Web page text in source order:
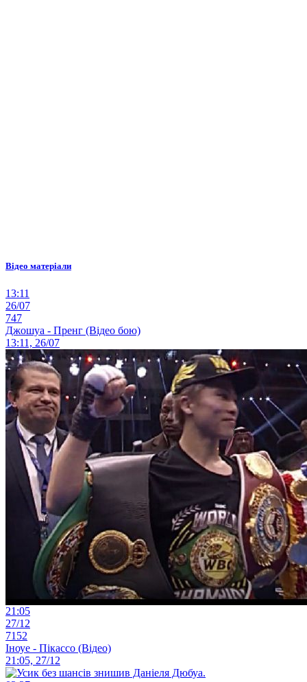
Відео матеріали
13:11
26/07
747
Джошуа - Пренг (Відео бою)
13:11, 26/07
21:05
27/12
7152
Іноуе - Пікассо (Відео)
21:05, 27/12